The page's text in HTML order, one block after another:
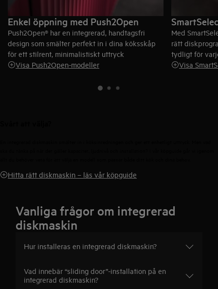
Enkel öppning med Push2Open
Push2Open® har en integrerad, handtagsfri
design som smälter perfekt in i dina köksskåp
för ett stilrent, minimalistiskt uttryck
Visa Push2Open-modeller
Med
rätt
tydligt för
Visa
Hitta rätt diskmaskin – läs vår köpguide
Vanliga frågor om integrerad
diskmaskin
Hur installeras en integrerad diskmaskin?
Vad innebär “sliding door”-installation på en
integrerad diskmaskin?